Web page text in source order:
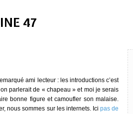
47
ami lecteur : les introductions c’est
parlerait de « chapeau » et moi je serais
bonne figure et camoufler son malaise.
nous sommes sur les internets. Ici pas de